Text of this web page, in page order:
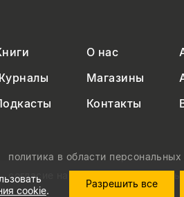
О нас
Магазины
Контакты
политика в области
согласие на обработку
cookie.
Разрешить все